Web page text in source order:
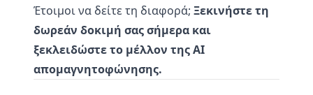
Έτοιμοι να δείτε τη διαφορά; Ξεκινήστε τη
δωρεάν δοκιμή σας σήμερα και
ξεκλειδώστε το μέλλον της AI
απομαγνητοφώνησης.